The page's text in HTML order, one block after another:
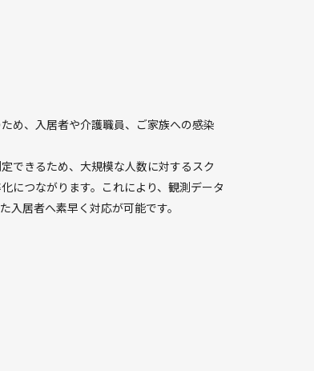
め、入居者や介護職員、ご家族への感染
できるため、大規模な人数に対するスク
につながります。これにより、観測データ
入居者へ素早く対応が可能です。